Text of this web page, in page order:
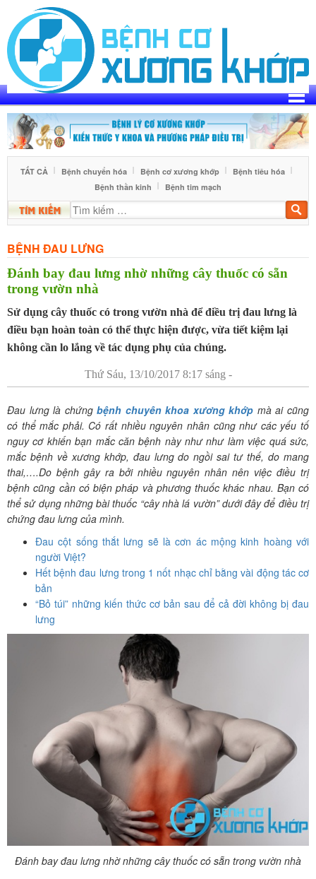
content
TẤT CẢ Bệnh chuyển hóa Bệnh cơ xương khớp
Bệnh tiêu hóa
Bệnh thần kinh
Bệnh tim mạch
Tìm
BỆNH ĐAU LƯNG
Đánh bay đau lưng nhờ những cây thuốc có sẵn
trong vườn nhà
Sử dụng cây thuốc có trong vườn nhà để điều trị đau lưng là
điều bạn hoàn toàn có thể thực hiện được, vừa tiết kiệm lại
không cần lo lắng về tác dụng phụ của chúng.
Thứ Sáu, 13/10/2017 8:17 sáng -
Đau lưng là chứngbệnh chuyên khoa xương khớp mà ai cũng
có thể mắc phải. Có rất nhiều nguyên nhân cũng như các yếu tố
nguy cơ khiến bạn mắc căn bệnh này như như làm việc quá sức,
mắc bệnh về xương khớp, đau lưng do ngồi sai tư thế, do mang
thai,….Do bệnh gây ra bởi nhiều nguyên nhân nên việc điều trị
bệnh cũng cần có biện pháp và phương thuốc khác nhau. Bạn có
thể sử dụng những bài thuốc “cây nhà lá vườn” dưới đây để điều trị
chứng đau lưng của mình.
Đau cột sống thắt lưng sẽ là cơn ác mộng kinh hoàng với
người Việt?
Hết bệnh đau lưng trong 1 nốt nhạc chỉ bằng vài động tác cơ
bản
“Bỏ túi” những kiến thức cơ bản sau để cả đời không bị đau
lưng
Đánh bay đau lưng nhờ những cây thuốc có sẵn trong vườn nhà